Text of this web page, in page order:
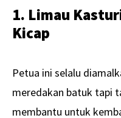
1. Limau
Kicap
Petua ini selalu
meredakan batuk tapi
membantu untuk